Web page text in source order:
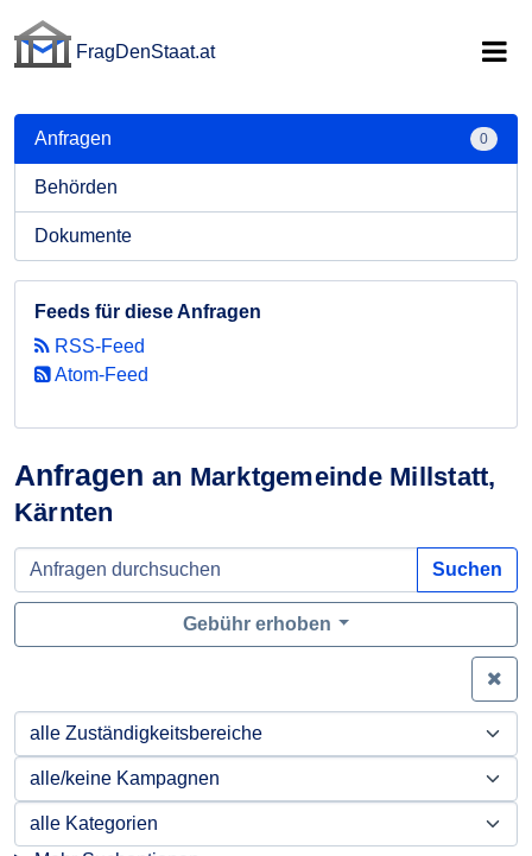
FragDenStaat.at
Anfragen an Marktgemeinde Millstatt,
Kärnten
Suchen
Gebühr erhoben
Anfragen 0
Behörden
Dokumente
Feeds für diese Anfragen
RSS-Feed
Atom-Feed